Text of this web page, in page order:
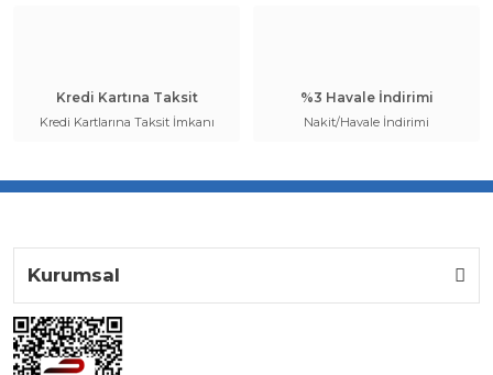
Kredi Kartına Taksit
Kredi Kartlarına Taksit İmkanı
%3 Havale İndirimi
Nakit/Havale İndirimi
Kurumsal